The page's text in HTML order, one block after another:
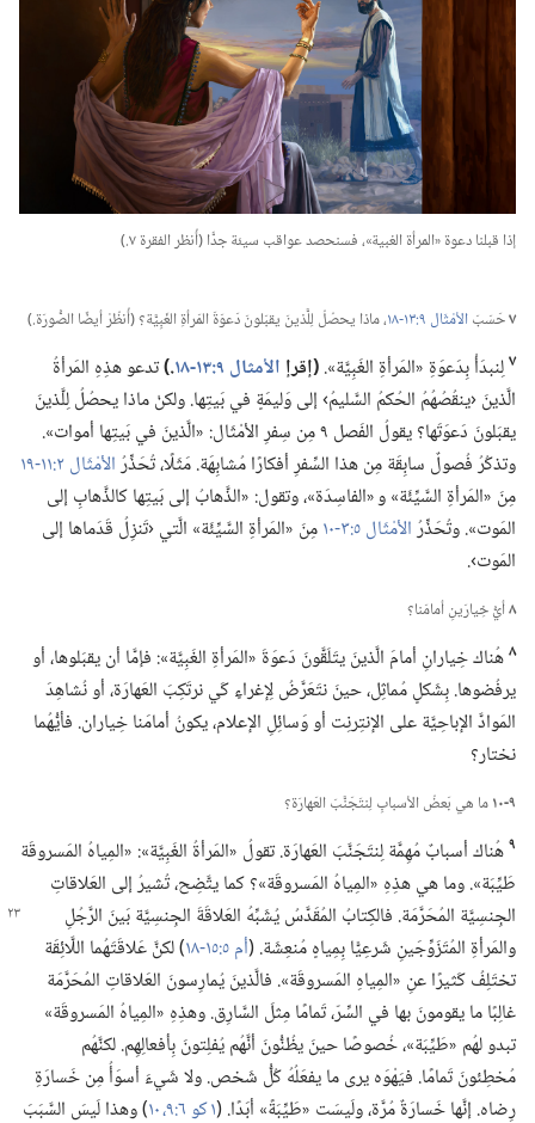
إذا قبلنا دعوة «المرأة الغبية»،‏ فسنحصد عواقب سيئة جدًّا (‏أُنظر الفقرة ٧.‏)‏
٧حَسَبَالأمْثَال ٩:‏١٣-‏١٨
‏،‏ ماذا يحصُلُ لِلَّذينَ يقبَلونَ دَعوَةَ المَرأةِ الغَبِيَّة؟‏ (‏أُنظُرْ أيضًا الصُّورَة.‏)‏
٧لِنبدَأْ بِدَعوَةِ «المَرأةِ الغَبِيَّة».‏‏(‏إقرإ الأمثال ٩:‏١٣-‏١٨ ‏.‏)‏تدعو هذِهِ المَرأةُ
الَّذينَ ‹ينقُصُهُمُ الحُكمُ السَّليمُ› إلى وَليمَةٍ في بَيتِها.‏ ولكنْ ماذا يحصُلُ لِلَّذينَ
يقبَلونَ دَعوَتَها؟‏ يقولُ الفَصل ٩ مِن سِفرِ الأمْثَال:‏ «الَّذينَ في بَيتِها أموات».‏
وتذكُرُ فُصولٌ سابِقَة مِن هذا السِّفرِ أفكارًا مُشابِهَة.‏ مَثَلًا،‏ تُحَذِّرُالأمْثَال ٢:‏١١-‏١٩
مِنَ «المَرأةِ السَّيِّئَة» و «الفاسِدَة»،‏ وتقول:‏ «الذَّهابُ إلى بَيتِها كالذَّهابِ إلى
المَوت».‏ وتُحَذِّرُالأمْثَال ٥:‏٣-‏١٠
مِنَ «المَرأةِ السَّيِّئَة» الَّتي ‹تَنزِلُ قَدَماها إلى
المَوت›.‏
٨أيُّ خِيارَينِ أمامَنا؟‏
٨هُناك خِيارانِ أمامَ الَّذينَ يتَلَقَّونَ دَعوَةَ «المَرأةِ الغَبِيَّة»:‏ فإمَّا أن يقبَلوها،‏ أو
يرفُضوها.‏ بِشَكلٍ مُماثِل،‏ حينَ نتَعَرَّضُ لِإغراءٍ كَي نرتَكِبَ العَهارَة،‏ أو نُشاهِدَ
المَوادَّ الإباحِيَّة على الإنتِرنِت أو وَسائِلِ الإعلام،‏ يكونُ أمامَنا خِياران.‏ فأيُّهُما
نختار؟‏
٩-‏١٠
ما هي بَعضُ الأسبابِ لِنتَجَنَّبَ العَهارَة؟‏
٩هُناك أسبابٌ مُهِمَّة لِنتَجَنَّبَ العَهارَة.‏ تقولُ «المَرأةُ الغَبِيَّة»:‏ «المِياهُ المَسروقَة
طَيِّبَة».‏ وما هي هذِهِ «المِياهُ المَسروقَة»؟‏ كما يتَّضِح،‏ تُشيرُ إلى العَلاقاتِ
الجِنسِيَّة المُحَرَّمَة.‏ فالكِتابُ المُقَدَّسُ يُشَبِّهُ العَلاقَةَ الجِنسِيَّةبَينَ الرَّجُلِ
والمَرأةِ المُتَزَوِّجَينِ شَرعِيًّا بِمِياهٍ مُنعِشَة.‏ (‏أم ٥:‏١٥-‏١٨
‏)‏ لكنَّ عَلاقَتَهُما اللَّائِقَة
تختَلِفُ كَثيرًا عنِ «المِياهِ المَسروقَة».‏ فالَّذينَ يُمارِسونَ العَلاقاتِ المُحَرَّمَة
غالِبًا ما يقومونَ بها في السِّرّ،‏ تَمامًا مِثلَ السَّارِق.‏ وهذِهِ «المِياهُ المَسروقَة»
تبدو لهُم «طَيِّبَة»،‏ خُصوصًا حينَ يظُنُّونَ أنَّهُم يُفلِتونَ بِأفعالِهِم.‏ لكنَّهُم
مُخطِئونَ تَمامًا.‏ فيَهْوَه يرى ما يفعَلُهُ كُلُّ شَخص.‏ ولا شَيءَ أسوَأُ مِن خَسارَةِ
رِضاه.‏ إنَّها خَسارَةٌ مُرَّة،‏ ولَيسَت «طَيِّبَةً» أبَدًا.‏ (‏١ كو ٦:‏٩،‏ ١٠
‏)‏ وهذا لَيسَ السَّبَبَ